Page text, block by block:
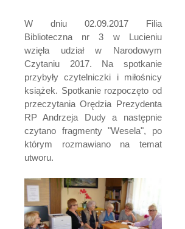
W dniu 02.09.2017 Filia
Biblioteczna nr 3 w Lucieniu
wzięła udział w Narodowym
Czytaniu 2017. Na spotkanie
przybyły czytelniczki i miłośnicy
książek. Spotkanie rozpoczęto od
przeczytania Orędzia Prezydenta
RP Andrzeja Dudy a następnie
czytano fragmenty "Wesela", po
którym rozmawiano na temat
utworu.